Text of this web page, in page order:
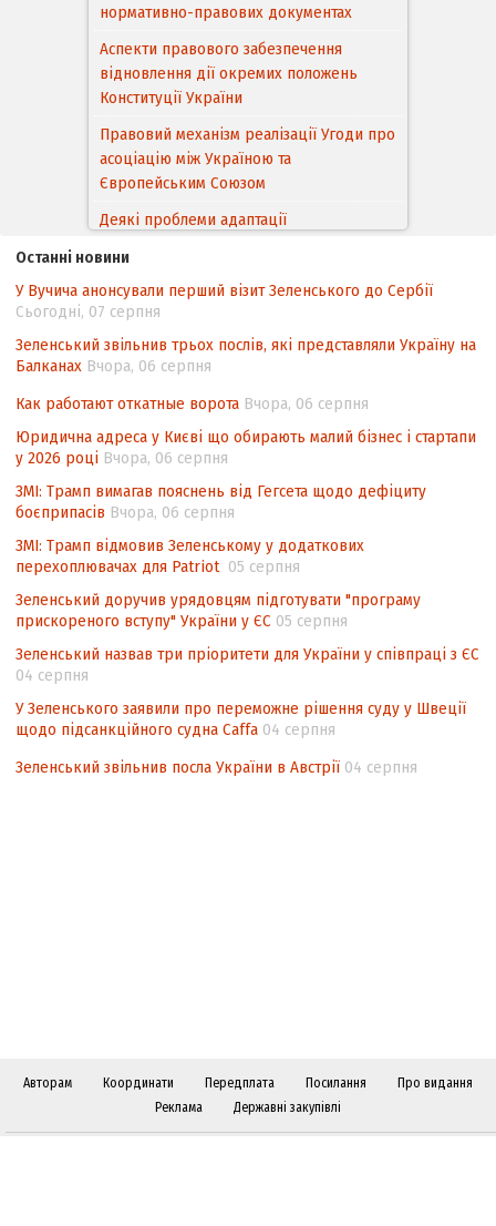
нормативно-правових документах
Аспекти правового забезпечення
відновлення дії окремих положень
Конституції України
Правовий механізм реалізації Угоди про
асоціацію між Україною та
Європейським Cоюзом
Деякі проблеми адаптації
походження товарів відповідно до
Угоди про торговельні аспекти прав
інтелектуальної власності (TRIPS) у
контексті євроінтеграції
Аналіз виборчого законодавства щодо
невизначеності механізму повторного
підрахунку голосів виборців
Інформаційна безпека суспільства
Останні новини
У Вучича анонсували перший візит Зеленського до Сербії
Сьогодні, 07 серпня
Зеленський звільнив трьох послів, які представляли Україну на
Балканах Вчора, 06 серпня
Как работают откатные ворота Вчора, 06 серпня
Юридична адреса у Києві що обирають малий бізнес і стартапи
у 2026 році Вчора, 06 серпня
ЗМІ: Трамп вимагав пояснень від Гегсета щодо дефіциту
боєприпасів Вчора, 06 серпня
ЗМІ: Трамп відмовив Зеленському у додаткових
перехоплювачах для Patriot 05 серпня
Зеленський доручив урядовцям підготувати "програму
прискореного вступу" України у ЄС 05 серпня
Зеленський назвав три пріоритети для України у співпраці з ЄС
04 серпня
У Зеленського заявили про переможне рішення суду у Швеції
щодо підсанкційного судна Caffa 04 серпня
Зеленський звільнив посла України в Австрії 04 серпня
Авторам Координати Передплата Посилання
Про видання
Реклама
Державні закупівлі